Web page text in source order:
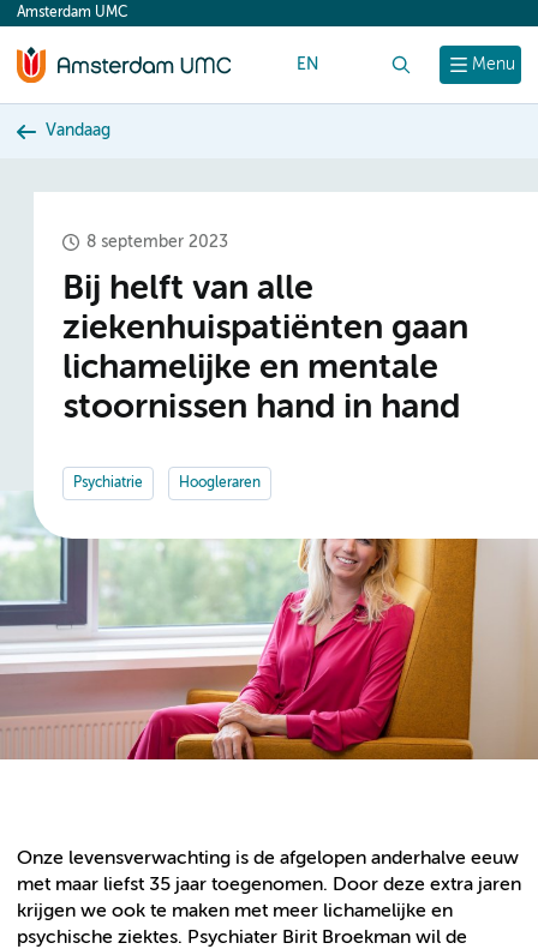
content
Menu
Amsterdam UMC
EN
Vandaag
8 september 2023
Bij helft van alle
ziekenhuispatiënten gaan
lichamelijke en mentale
stoornissen hand in hand
Psychiatrie Hoogleraren
Onze levensverwachting is de afgelopen anderhalve eeuw
met maar liefst 35 jaar toegenomen. Door deze extra jaren
krijgen we ook te maken met meer lichamelijke en
psychische ziektes. Psychiater Birit Broekman wil de